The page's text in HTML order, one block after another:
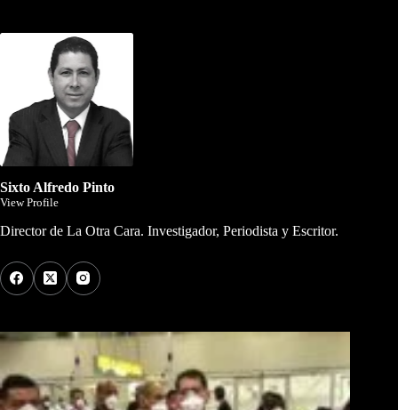
Sixto Alfredo Pinto
View Profile
Director de La Otra Cara. Investigador, Periodista y Escritor.